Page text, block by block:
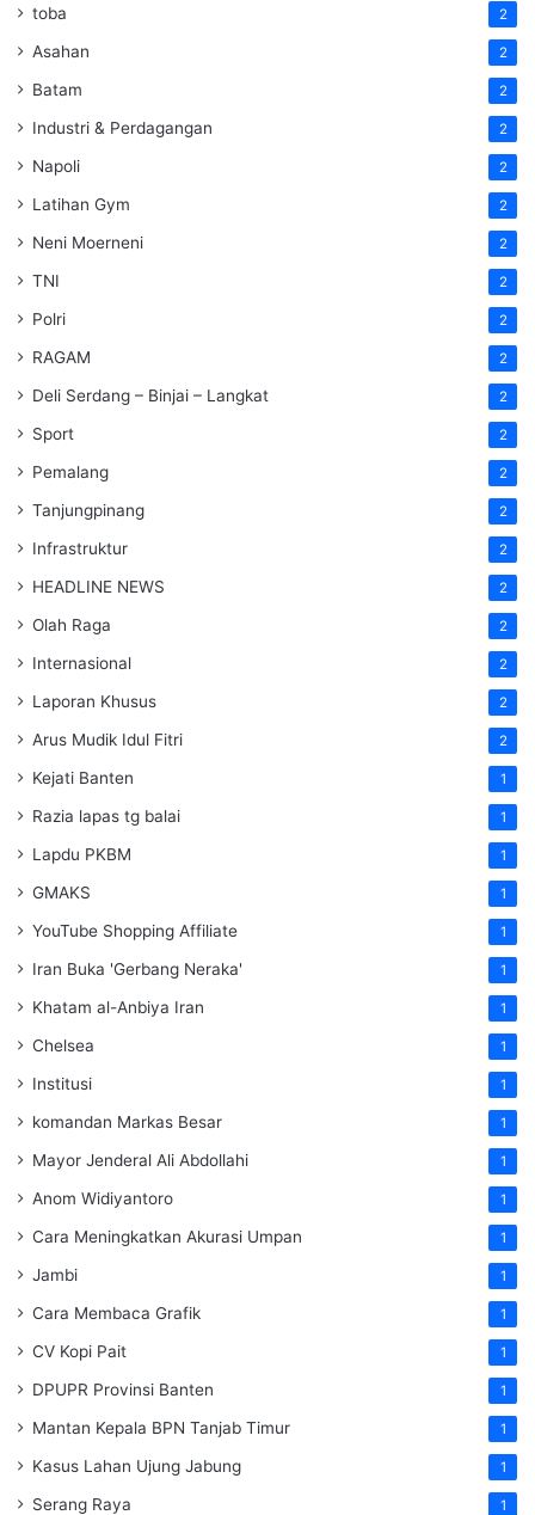
toba 2
Asahan 2
Batam 2
Industri & Perdagangan 2
Napoli 2
Latihan Gym 2
Neni Moerneni 2
TNI 2
Polri 2
RAGAM 2
Deli Serdang – Binjai – Langkat 2
Sport 2
Pemalang 2
Tanjungpinang 2
Infrastruktur 2
HEADLINE NEWS 2
Olah Raga 2
Internasional 2
Laporan Khusus 2
Arus Mudik Idul Fitri 2
Kejati Banten 1
Razia lapas tg balai 1
Lapdu PKBM 1
GMAKS 1
YouTube Shopping Affiliate 1
Iran Buka 'Gerbang Neraka' 1
Khatam al-Anbiya Iran 1
Chelsea 1
Institusi 1
komandan Markas Besar 1
Mayor Jenderal Ali Abdollahi 1
Anom Widiyantoro 1
Cara Meningkatkan Akurasi Umpan 1
Jambi 1
Cara Membaca Grafik 1
CV Kopi Pait 1
DPUPR Provinsi Banten 1
Mantan Kepala BPN Tanjab Timur 1
Kasus Lahan Ujung Jabung 1
Serang Raya 1